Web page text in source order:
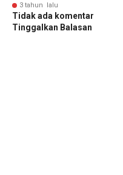
3 tahun lalu
Tidak ada komentar
Tinggalkan Balasan